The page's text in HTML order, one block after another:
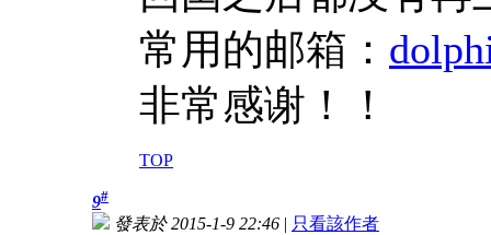
常用的邮箱：
非常感谢！！
TOP
9#
發表於 2015-1-9 22:46 | 只看該作者